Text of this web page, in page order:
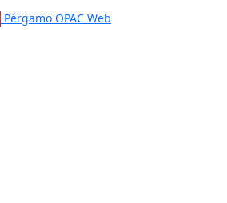
Pérgamo OPAC Web